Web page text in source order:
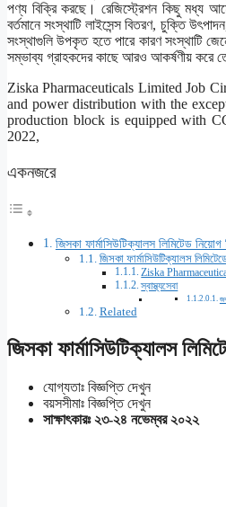
পণ্য বিক্রি করছে। রেজিস্ট্রেশন কিছু মধ্য
বর্তমানে সংস্থাটি লাইসেন্স বিতরণ, চুক্তি
সংস্থাগুলি উপকৃত হতে পারে কারণ সংস্থাটি
সম্ভাব্য গ্রাহকদের কাছে আরও আকর্ষণীয় করে
Ziska Pharmaceuticals Limited Job
and power distribution with the
production block is equipped with
2022,
একনজরে
জিসকা ফার্মাসিউটিক্যালস লিমিটেড
জিসকা ফার্মাসিউটিক্যালস
Ziska
স্বাস্থ্যসেবা
Related
জিসকা ফার্মাসিউটিক্যালস
যোগ্যতাঃ বিজ্ঞপ্তি দেখুন
বয়সসীমাঃ বিজ্ঞপ্তি দেখুন
সাক্ষাৎকারঃ ২৩-২৪ নভেম্বর ২০২২